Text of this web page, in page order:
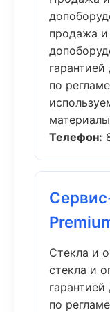
продажа и
по
Телефон:
Стекла и
стекла и
по